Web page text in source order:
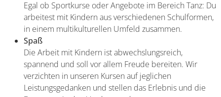
Egal ob Sportkurse oder Angebote im Bereich Tanz: Du
arbeitest mit Kindern aus verschiedenen Schulformen,
in einem multikulturellen Umfeld zusammen.
Spaß
Die Arbeit mit Kindern ist abwechslungsreich,
spannend und soll vor allem Freude bereiten. Wir
verzichten in unseren Kursen auf jeglichen
Leistungsgedanken und stellen das Erlebnis und die